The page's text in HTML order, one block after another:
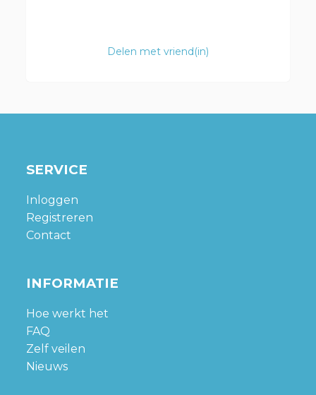
Delen met vriend(in)
SERVICE
Inloggen
Registreren
Contact
INFORMATIE
Hoe werkt het
FAQ
Zelf veilen
Nieuws